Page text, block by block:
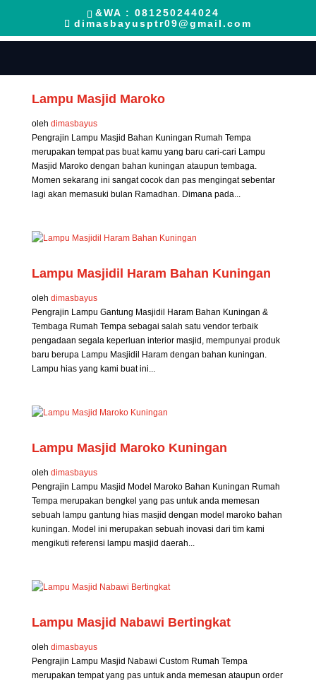
&WA : 081250244024
dimasbayusptr09@gmail.com
Lampu Masjid Maroko
oleh dimasbayus
Pengrajin Lampu Masjid Bahan Kuningan Rumah Tempa
merupakan tempat pas buat kamu yang baru cari-cari Lampu
Masjid Maroko dengan bahan kuningan ataupun tembaga.
Momen sekarang ini sangat cocok dan pas mengingat sebentar
lagi akan memasuki bulan Ramadhan. Dimana pada...
Lampu Masjidil Haram Bahan Kuningan
oleh dimasbayus
Pengrajin Lampu Gantung Masjidil Haram Bahan Kuningan &
Tembaga Rumah Tempa sebagai salah satu vendor terbaik
pengadaan segala keperluan interior masjid, mempunyai produk
baru berupa Lampu Masjidil Haram dengan bahan kuningan.
Lampu hias yang kami buat ini...
Lampu Masjid Maroko Kuningan
oleh dimasbayus
Pengrajin Lampu Masjid Model Maroko Bahan Kuningan Rumah
Tempa merupakan bengkel yang pas untuk anda memesan
sebuah lampu gantung hias masjid dengan model maroko bahan
kuningan. Model ini merupakan sebuah inovasi dari tim kami
mengikuti referensi lampu masjid daerah...
Lampu Masjid Nabawi Bertingkat
oleh dimasbayus
Pengrajin Lampu Masjid Nabawi Custom Rumah Tempa
merupakan tempat yang pas untuk anda memesan ataupun order